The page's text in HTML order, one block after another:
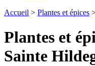
Accueil > Plantes et épices
Plantes et
Sainte